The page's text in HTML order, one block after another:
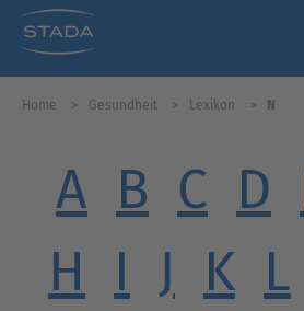
Home Gesundheit Lexikon N
A B C D
H I J K L